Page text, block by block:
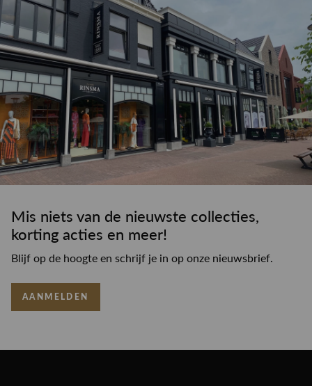
Mis niets van de nieuwste collecties,
korting acties en meer!
Blijf op de hoogte en schrijf je in op onze nieuwsbrief.
AANMELDEN